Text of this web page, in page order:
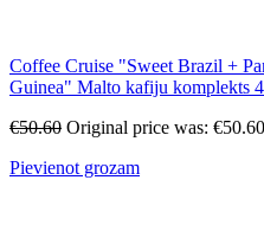
Coffee Cruise "Sweet Brazil +
Guinea" Malto kafiju komplekts
€50.60 Original price was:
Pievienot grozam